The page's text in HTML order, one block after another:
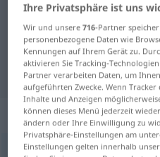
Italienisch-
für "scoppiare"
"scoppiare"
„scoppiare“:
scoppiare [skoˈppjaːre]v/i <es
Ihre Privatsphäre ist uns
Wir und unsere716-Partner
personenbezogene Daten wie
Kennungen auf Ihrem Gerät zu.
aktivieren Sie Tracking-
Partner verarbeiten Daten, um
aufgeführten Zwecke. Wenn
Inhalte und Anzeigen
können dieses Menü jederzeit
ändern oder Ihre Einwilligung zu
Privatsphäre-Einstellungen am
Einstellungen gelten innerhalb